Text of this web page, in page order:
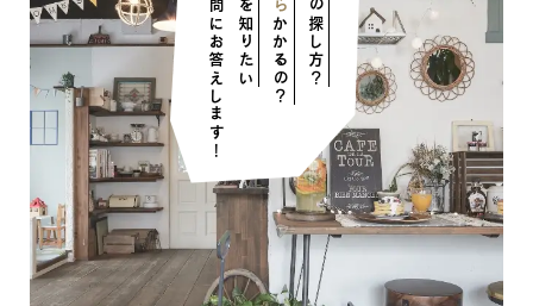
を知りたい かかるの？ の探し方？